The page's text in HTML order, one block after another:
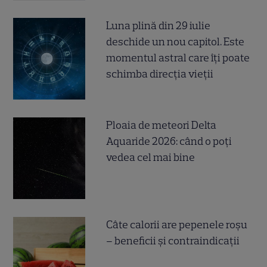
Luna plină din 29 iulie
deschide un nou capitol. Este
momentul astral care îți poate
schimba direcția vieții
Ploaia de meteori Delta
Aquaride 2026: când o poți
vedea cel mai bine
Câte calorii are pepenele roșu
– beneficii și contraindicații